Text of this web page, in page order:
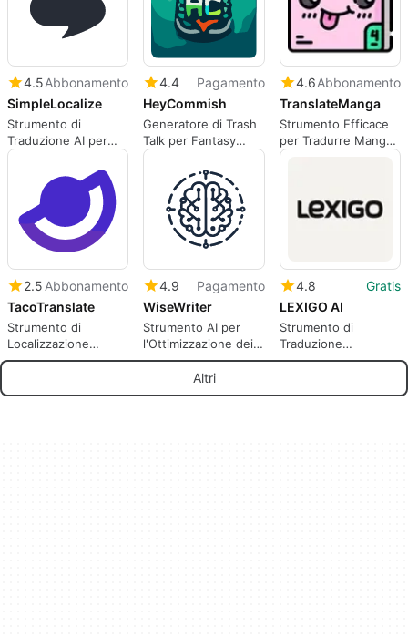
4.5Abbonamento
SimpleLocalize
Strumento di
Traduzione AI per
App
4.4
Pagamento
HeyCommish
Generatore di Trash
Talk per Fantasy
Sports
4.6Abbonamento
TranslateManga
Strumento Efficace
per Tradurre Manga
e Fumetti
2.5Abbonamento
TacoTranslate
Strumento di
Localizzazione
Automatica per
4.9
Pagamento
WiseWriter
Strumento AI per
l'Ottimizzazione dei
Testi Web
4.8
Gratis
LEXIGO AI
Strumento di
Traduzione
Intelligente LEXIGO
Altri